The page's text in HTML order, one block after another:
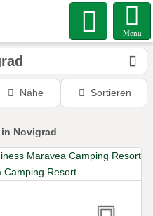
Menu
Nähe Sortieren
in Novigrad